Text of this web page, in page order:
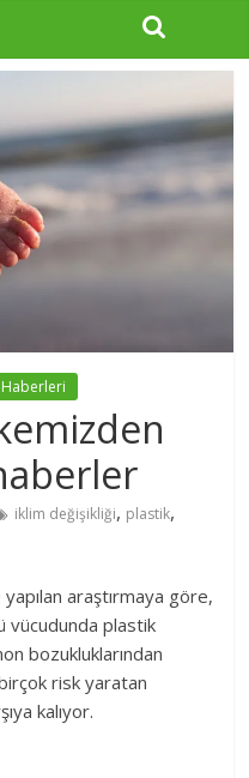
Haberleri
iklim değişikliği, plastik,
araştırmaya göre,
vücudunda plastik
bozukluklarından
risk yaratan
kalıyor.